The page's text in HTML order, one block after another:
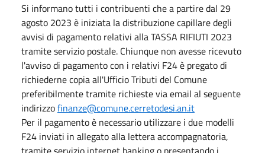
Si informano tutti i contribuenti che a partire dal 29
agosto 2023 è iniziata la distribuzione capillare degli
avvisi di pagamento relativi alla TASSA RIFIUTI 2023
tramite servizio postale. Chiunque non avesse ricevuto
l'avviso di pagamento con i relativi F24 è pregato di
richiederne copia all'Ufficio Tributi del Comune
preferibilmente tramite richieste via email al seguente
indirizzofinanze@comune.cerretodesi.an.it
Per il pagamento è necessario utilizzare i due modelli
F24 inviati in allegato alla lettera accompagnatoria,